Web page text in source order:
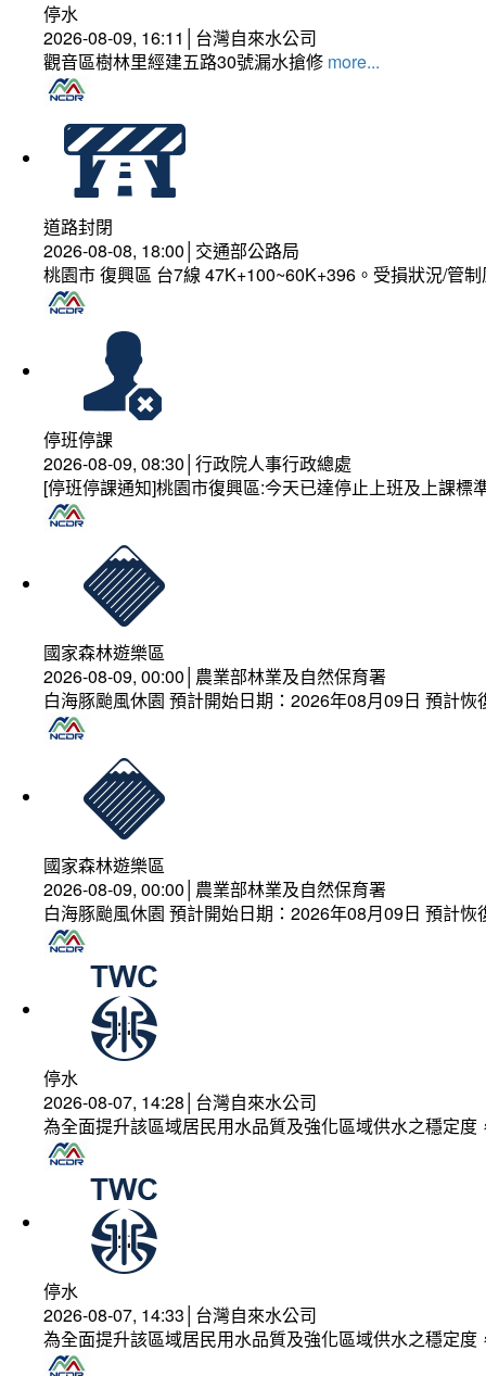
停水
2026-08-09, 16:11│台灣自來水公司
觀音區樹林里經建五路30號漏水搶修 more...
道路封閉
2026-08-08, 18:00│交通部公路局
桃園市 復興區 台7線 47K+100~60K+396。受損狀況/管
停班停課
2026-08-09, 08:30│行政院人事行政總處
[停班停課通知]桃園市復興區:今天已達停止上班及上課
國家森林遊樂區
2026-08-09, 00:00│農業部林業及自然保育署
白海豚颱風休園 預計開始日期：2026年08月09日 預計
國家森林遊樂區
2026-08-09, 00:00│農業部林業及自然保育署
白海豚颱風休園 預計開始日期：2026年08月09日 預計
停水
2026-08-07, 14:28│台灣自來水公司
為全面提升該區域居民用水品質及強化區域供水之穩定
停水
2026-08-07, 14:33│台灣自來水公司
為全面提升該區域居民用水品質及強化區域供水之穩定